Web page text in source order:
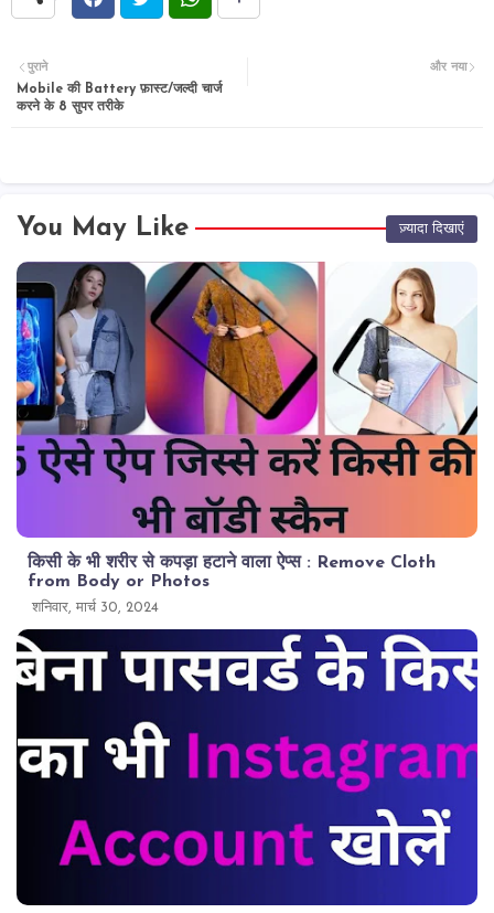
और नया
पुराने
Mobile की Battery फ़ास्ट/जल्दी चार्ज
करने के 8 सुपर तरीके
You May Like ज़्यादा दिखाएं
किसी के भी शरीर से कपड़ा हटाने वाला ऐप्स : Remove Cloth
from Body or Photos
शनिवार, मार्च 30, 2024